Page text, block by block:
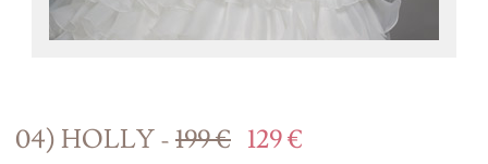
04) HOLLY -199 € 129 €